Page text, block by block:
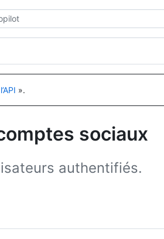
».
sociaux
authentifiés.